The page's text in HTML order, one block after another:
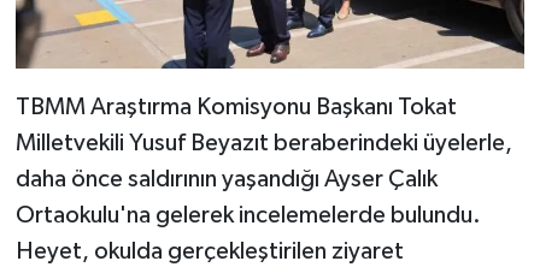
TBMM Araştırma Komisyonu Başkanı Tokat
Milletvekili Yusuf Beyazıt beraberindeki üyelerle,
daha önce saldırının yaşandığı Ayser Çalık
Ortaokulu'na gelerek incelemelerde bulundu.
Heyet, okulda gerçekleştirilen ziyaret